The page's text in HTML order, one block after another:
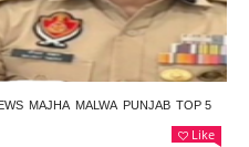
MAJHA MALWA PUNJAB TOP 5
Like